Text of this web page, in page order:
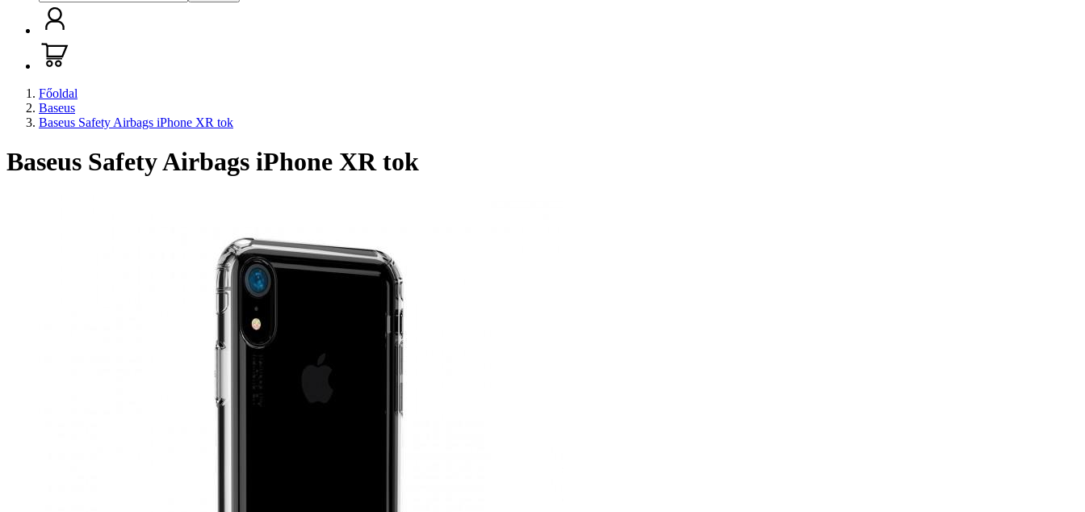
Főoldal
Baseus
Baseus Safety Airbags iPhone XR tok
Baseus Safety Airbags iPhone XR tok